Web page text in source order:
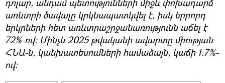
դոլար, անդամ պետությունների միջև փոխադարձ
առևտրի ծավալը կրկնապատկվել է, իսկ երրորդ
երկրների հետ առևտրաշրջանառությունն աճել է
72%-ով։ Մինչև 2025 թվականի ավարտը միության
ՀՆԱ-ն, կանխատեսումների համաձայն, կաճի 1.7%-
ով։